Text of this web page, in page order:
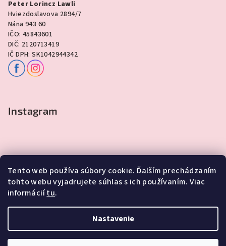
Tento web používa súbory cookie. Ďalším prechádzaním
tohto webu vyjadrujete súhlas s ich používaním. Viac
informáciítu.
Nastavenie
Peter Lorincz Lawli
Hviezdoslavova 2894/7
Nána 943 60
IČO: 45843601
DIČ: 2120713419
IČ DPH: SK1042944342
Instagram
Sledovať na Instagrame